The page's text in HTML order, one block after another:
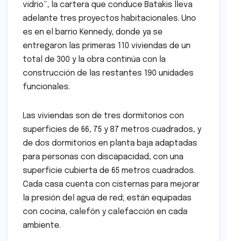
vidrio”, la cartera que conduce Batakis lleva
adelante tres proyectos habitacionales. Uno
es en el barrio Kennedy, donde ya se
entregaron las primeras 110 viviendas de un
total de 300 y la obra continúa con la
construcción de las restantes 190 unidades
funcionales.
Las viviendas son de tres dormitorios con
superficies de 66, 75 y 87 metros cuadrados, y
de dos dormitorios en planta baja adaptadas
para personas con discapacidad, con una
superficie cubierta de 65 metros cuadrados.
Cada casa cuenta con cisternas para mejorar
la presión del agua de red; están equipadas
con cocina, calefón y calefacción en cada
ambiente.